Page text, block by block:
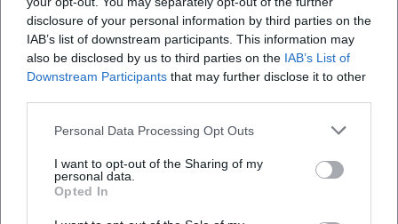
disclosure of your personal information by third parties on the
IAB’s list of downstream participants. This information may
also be disclosed by us to third parties on the IAB’s List of
Downstream Participants that may further disclose it to other
Personal Data Processing Opt Outs
I want to opt-out of the Sharing of my
personal data.
Opted In
– stets verbunden mit dem Komfort eines
gehobenen Services. Die Bildserie Park führt durch
die hauseigene Grünanlage mit Spazierwegen,
Blumeninseln, Teichen, Bocciabahn, Minigolf,
Schach und Vogelvolieren. Genau diese
Parkstruktur macht das Parkwohnstift so
Auszeiten auf Bänken im Schatten alter Bäume
und zu niederschwelligen Begegnungen mit
Wo finde ich aktuelle Fotos der Seniorenresidenz
Parkwohnstift?
Gibt es Räume für Feierlichkeiten und wie viele
Personen passen hinein?
Wie erreiche ich das Parkwohnstift mit
öffentlichen Verkehrsmitteln?